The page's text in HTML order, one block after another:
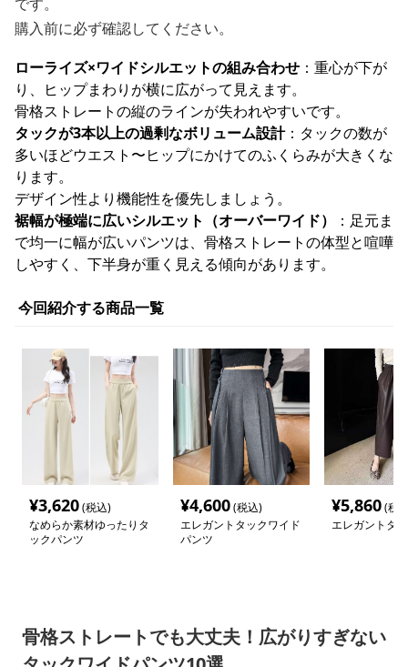
購入前に必ず確認してください。
ローライズ×ワイドシルエットの組み合わせ ：重心が下が
り、ヒップまわりが横に広がって見えます。
骨格ストレートの縦のラインが失われやすいです。
タックが3本以上の過剰なボリューム設計：タックの数が
多いほどウエスト〜ヒップにかけてのふくらみが大きくな
ります。
デザイン性より機能性を優先しましょう。
裾幅が極端に広いシルエット（オーバーワイド）
：足元ま
で均一に幅が広いパンツは、骨格ストレートの体型と喧嘩
しやすく、下半身が重く見える傾向があります。
今回紹介する商品一覧
¥3,620(税込)
なめらか素材ゆったりタ
ックパンツ
¥4,600(税込)
エレガントタックワイド
パンツ
¥5,860(税
エレガントタ
骨格ストレートでも大丈夫！広がりすぎない